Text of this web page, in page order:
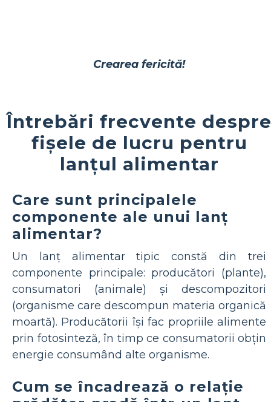
Crearea fericită!
Întrebări frecvente despre
fișele de lucru pentru
lanțul alimentar
Care sunt principalele
componente ale unui lanț
alimentar?
Un lanț alimentar tipic constă din trei
componente principale: producători (plante),
consumatori (animale) și descompozitori
(organisme care descompun materia organică
moartă). Producătorii își fac propriile alimente
prin fotosinteză, în timp ce consumatorii obțin
energie consumând alte organisme.
Cum se încadrează o relație